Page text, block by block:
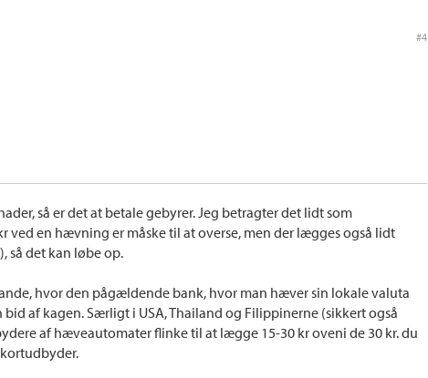
#4
så er det at betale gebyrer. Jeg betragter det lidt som
ved en hævning er måske til at overse, men der lægges også lidt
så det kan løbe op.
hvor den pågældende bank, hvor man hæver sin lokale valuta
bid af kagen. Særligt i USA, Thailand og Filippinerne (sikkert også
af hæveautomater flinke til at lægge 15-30 kr oveni de 30 kr. du